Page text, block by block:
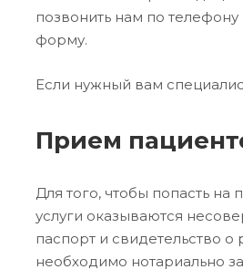
позвонить нам по
форму.
Если нужный вам
Прием
Для того, чтобы попасть
услуги оказываются
паспорт и свидетельство
необходимо нотариально